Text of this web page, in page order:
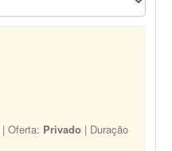
| Oferta: Privado | Duração